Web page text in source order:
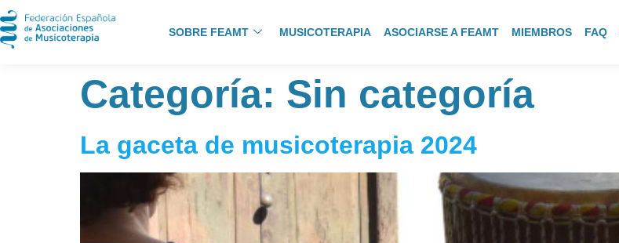
SOBRE FEAMT MUSICOTERAPIA ASOCIARSE A FEAMT MIEMBROS FAQ
Categoría: Sin categoría
La gaceta de musicoterapia 2024